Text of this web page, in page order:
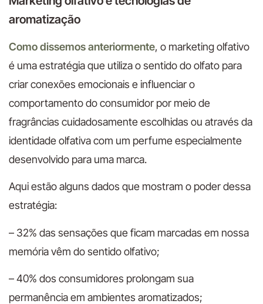
aromatização
Como dissemos anteriormente, o marketing olfativo
é uma estratégia que utiliza o sentido do olfato para
criar conexões emocionais e influenciar o
comportamento do consumidor por meio de
fragrâncias cuidadosamente escolhidas ou através da
identidade olfativa com um perfume especialmente
desenvolvido para uma marca.
Aqui estão alguns dados que mostram o poder dessa
estratégia:
– 32% das sensações que ficam marcadas em nossa
memória vêm do sentido olfativo;
– 40% dos consumidores prolongam sua
permanência em ambientes aromatizados;